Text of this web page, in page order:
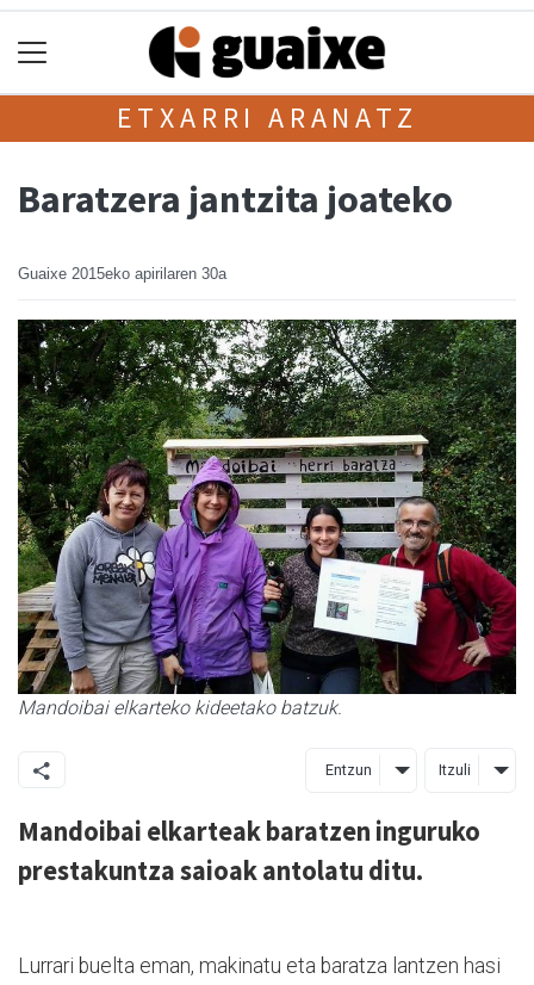
ETXARRI ARANATZ
Baratzera jantzita joateko
Guaixe 2015eko apirilaren 30a
Mandoibai elkarteko kideetako batzuk.
Entzun Itzuli
Mandoibai elkarteak baratzen inguruko
prestakuntza saioak antolatu ditu.
Lurrari buelta eman, makinatu eta baratza lantzen hasi